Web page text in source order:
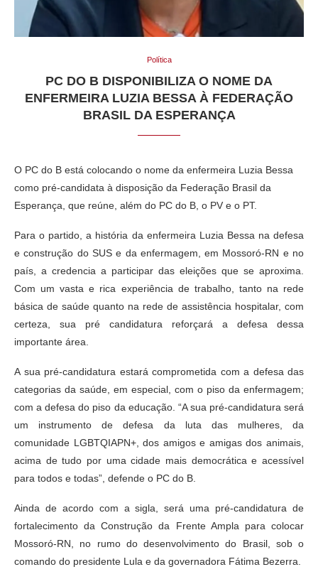
Política
PC DO B DISPONIBILIZA O NOME DA
ENFERMEIRA LUZIA BESSA À FEDERAÇÃO
BRASIL DA ESPERANÇA
O PC do B está colocando o nome da enfermeira Luzia Bessa
como pré-candidata à disposição da Federação Brasil da
Esperança, que reúne, além do PC do B, o PV e o PT.
Para o partido, a história da enfermeira Luzia Bessa na defesa
e construção do SUS e da enfermagem, em Mossoró-RN e no
país, a credencia a participar das eleições que se aproxima.
Com um vasta e rica experiência de trabalho, tanto na rede
básica de saúde quanto na rede de assistência hospitalar, com
certeza, sua pré candidatura reforçará a defesa dessa
importante área.
A sua pré-candidatura estará comprometida com a defesa das
categorias da saúde, em especial, com o piso da enfermagem;
com a defesa do piso da educação. “A sua pré-candidatura será
um instrumento de defesa da luta das mulheres, da
comunidade LGBTQIAPN+, dos amigos e amigas dos animais,
acima de tudo por uma cidade mais democrática e acessível
para todos e todas”, defende o PC do B.
Ainda de acordo com a sigla, será uma pré-candidatura de
fortalecimento da Construção da Frente Ampla para colocar
Mossoró-RN, no rumo do desenvolvimento do Brasil, sob o
comando do presidente Lula e da governadora Fátima Bezerra.